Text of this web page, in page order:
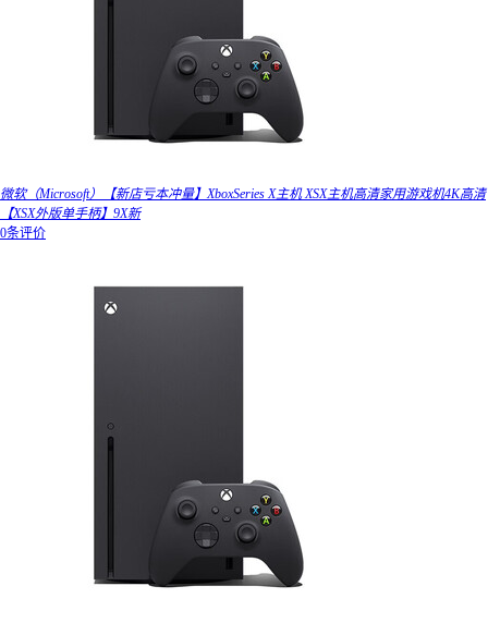
微软（Microsoft）【新店亏本冲量】XboxSeries X主机 XSX主机高清家用游戏机4K高清
【XSX外版单手柄】9X新
0条评价